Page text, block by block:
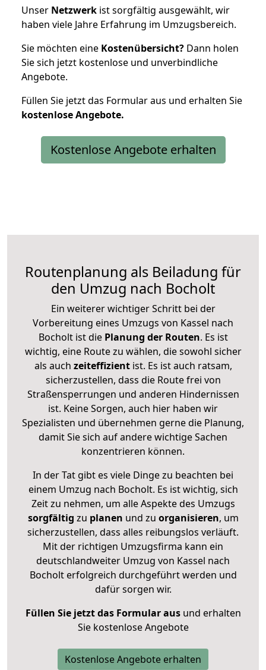
Unser Netzwerk ist sorgfältig ausgewählt, wir
haben viele Jahre Erfahrung im Umzugsbereich.
Sie möchten eine Kostenübersicht? Dann holen
Sie sich jetzt kostenlose und unverbindliche
Angebote.
Füllen Sie jetzt das Formular aus und erhalten Sie
kostenloseAngebote.
Kostenlose Angebote erhalten
Routenplanung als Beiladung für
den Umzug nach Bocholt
Ein weiterer wichtiger Schritt bei der
Vorbereitung eines Umzugs von Kassel nach
Bocholt ist diePlanung der Routen. Es ist
wichtig, eine Route zu wählen, die sowohl sicher
als auch zeiteffizientist. Es ist auch ratsam,
sicherzustellen, dass die Route frei von
Straßensperrungen und anderen Hindernissen
ist. Keine Sorgen, auch hier haben wir
Spezialisten und übernehmen gerne die Planung,
damit Sie sich auf andere wichtige Sachen
konzentrieren können.
In der Tat gibt es viele Dinge zu beachten bei
einem Umzug nach Bocholt. Es ist wichtig, sich
Zeit zu nehmen, um alle Aspekte des Umzugs
sorgfältig zu planen und zu organisieren, um
sicherzustellen, dass alles reibungslos verläuft.
Mit der richtigen Umzugsfirma kann ein
deutschlandweiter Umzug von Kassel nach
Bocholt erfolgreich durchgeführt werden und
dafür sorgen wir.
Füllen Sie jetzt das Formular ausund erhalten
Sie kostenlose Angebote
Kostenlose Angebote erhalten